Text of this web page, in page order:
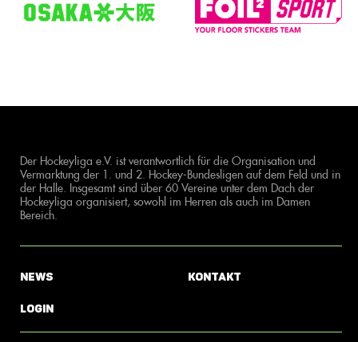
Der Hockeyliga e.V. ist verantwortlich für die Organisation und
Vermarktung der 1. und 2. Hockey-Bundesligen auf dem Feld und in
der Halle. Insgesamt sind über 60 Vereine unter dem Dach der
Hockeyliga organisiert, sowohl im Herren als auch im Damen
Bereich.
News
Login
Kontakt